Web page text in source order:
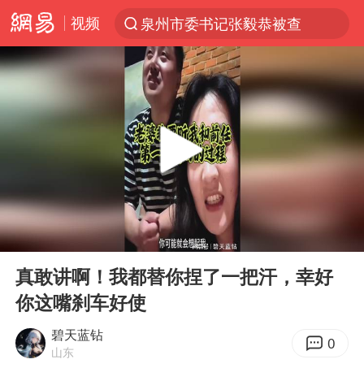
视频
泉州市委书记张毅恭被查
全球首个长时储能一体化产业园量产
台风白海豚加强
中国女篮70-67险胜尼日利亚女篮
四川宜宾高县4.9级地震致1死
出口禁令驱动有色板块大涨
秋天的第一杯奶茶到底有多火
Play
00:00 01:04
真敢讲啊！我都替你捏了一把汗，幸好
你这嘴刹车好使
碧天蓝钻
山东 0